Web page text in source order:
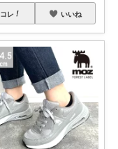
コレ いいね